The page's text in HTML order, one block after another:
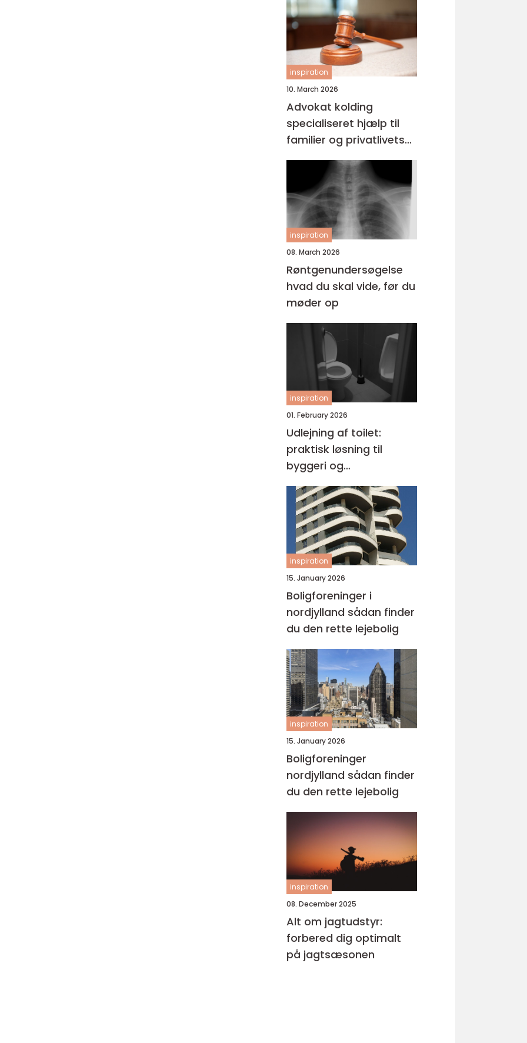
inspiration
10. March 2026
Advokat kolding
specialiseret hjælp til
familier og privatlivets
jura
inspiration
08. March 2026
Røntgenundersøgelse
hvad du skal vide, før du
møder op
inspiration
01. February 2026
Udlejning af toilet:
praktisk løsning til
byggeri og
arrangementer
inspiration
15. January 2026
Boligforeninger i
nordjylland sådan finder
du den rette lejebolig
inspiration
15. January 2026
Boligforeninger
nordjylland sådan finder
du den rette lejebolig
inspiration
08. December 2025
Alt om jagtudstyr:
forbered dig optimalt
på jagtsæsonen